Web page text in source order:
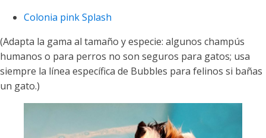
Colonia pink Splash
(Adapta la gama al tamaño y especie: algunos champús
humanos o para perros no son seguros para gatos; usa
siempre la línea específica de Bubbles para felinos si bañas
un gato.)